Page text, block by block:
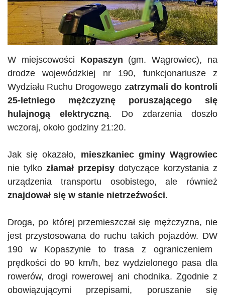
W miejscowości Kopaszyn (gm. Wągrowiec), na
drodze wojewódzkiej nr 190, funkcjonariusze z
Wydziału Ruchu Drogowego zatrzymali do kontroli
25-letniego mężczyznę poruszającego się
hulajnogą elektryczną. Do zdarzenia doszło
wczoraj, około godziny 21:20.
Jak się okazało, mieszkaniec gminy Wągrowiec
nie tylko złamał przepisy dotyczące korzystania z
urządzenia transportu osobistego, ale również
znajdował się w stanie nietrzeźwości.
Droga, po której przemieszczał się mężczyzna, nie
jest przystosowana do ruchu takich pojazdów. DW
190 w Kopaszynie to trasa z ograniczeniem
prędkości do 90 km/h, bez wydzielonego pasa dla
rowerów, drogi rowerowej ani chodnika. Zgodnie z
obowiązującymi przepisami, poruszanie się